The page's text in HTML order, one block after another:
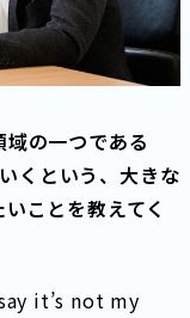
の一つである
くという、大きな
ことを教えてく
it’s not my